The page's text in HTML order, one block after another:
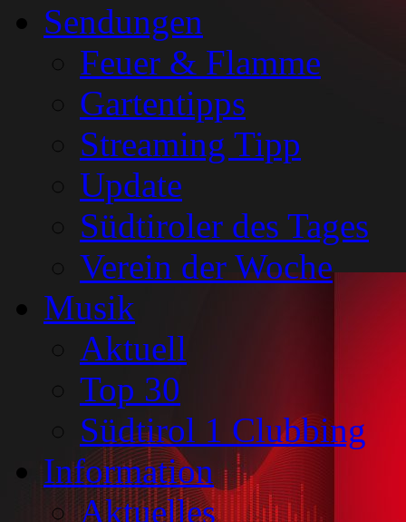
Sendungen
Feuer & Flamme
Gartentipps
Streaming Tipp
Update
Südtiroler des Tages
Verein der Woche
Musik
Aktuell
Top 30
Südtirol 1 Clubbing
Information
Aktuelles